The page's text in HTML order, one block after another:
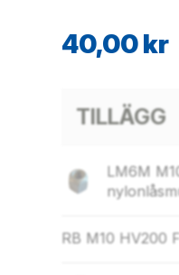
40,00kr
TILLÄGG
LM6M
RB M10 HV200